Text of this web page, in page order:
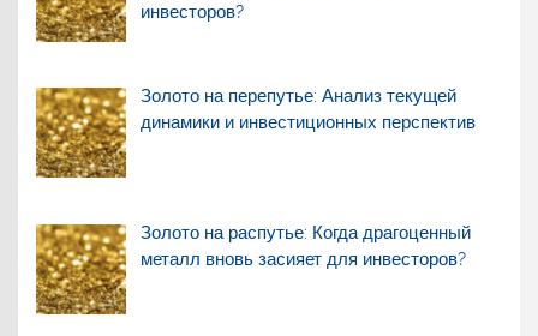
инвесторов?
Золото на перепутье: Анализ текущей
динамики и инвестиционных перспектив
Золото на распутье: Когда драгоценный
металл вновь засияет для инвесторов?